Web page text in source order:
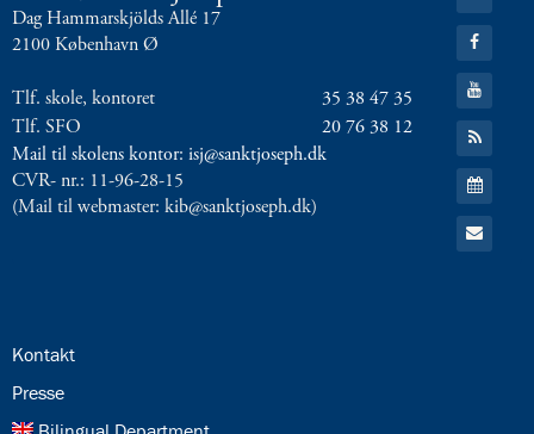
Dag Hammarskjölds Allé 17
2100 København Ø
Tlf. skole, kontoret
35 38 47 35
Tlf. SFO
20 76 38 12
Mail til skolens kontor: isj@sanktjoseph.dk
CVR- nr.: 11-96-28-15
(Mail til webmaster: kib@sanktjoseph.dk)
Twitter
Gå
til:
Facebook
Gå
til:
YouTube
Gå
til:
RSS
feed
Gå
til:
Kalender
Gå
til:
24.0:
Kontakt
25.0:
Presse